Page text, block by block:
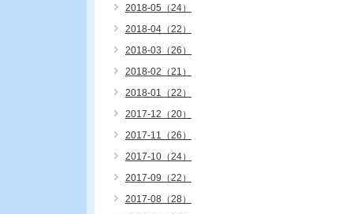
2018-05（24）
2018-04（22）
2018-03（26）
2018-02（21）
2018-01（22）
2017-12（20）
2017-11（26）
2017-10（24）
2017-09（22）
2017-08（28）